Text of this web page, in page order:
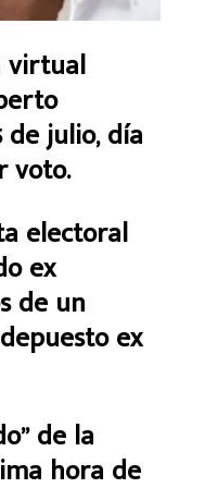
virtual
julio, día
voto.
electoral
ex
de un
ex
de la
hora de